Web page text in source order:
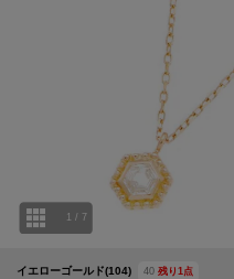
イエローゴールド(104) 40 残り 1点
1 / 7